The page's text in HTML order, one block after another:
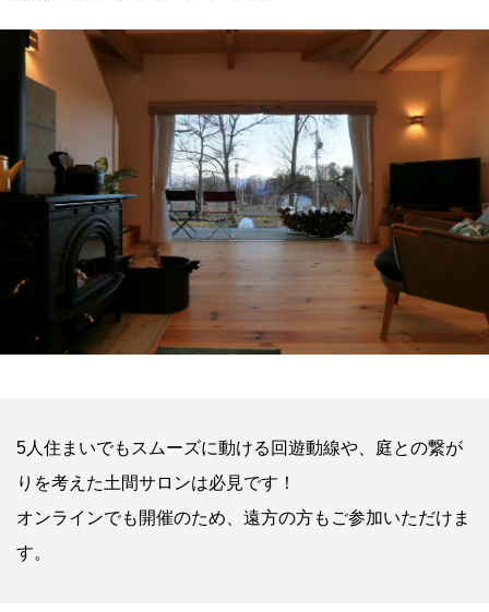
5人住まいでもスムーズに動ける回遊動線や、庭との繋が
りを考えた土間サロンは必見です！
オンラインでも開催のため、遠方の方もご参加いただけま
す。